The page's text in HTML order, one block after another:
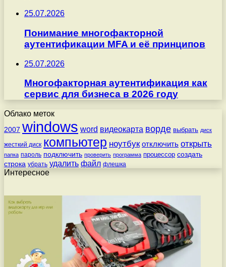
25.07.2026
Понимание многофакторной
аутентификации MFA и её принципов
25.07.2026
Многофакторная аутентификация как
сервис для бизнеса в 2026 году
Облако меток
2007 windows word видеокарта ворде выбрать диск
жесткий диск компьютер ноутбук отключить открыть
папка пароль подключить проверить программа процессор создать
строка убрать удалить файл флешка
Интересное